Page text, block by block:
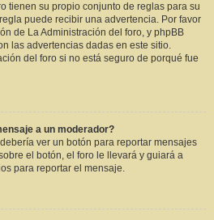
tienen su propio conjunto de reglas para su
puede recibir una advertencia. Por favor
de La Administración del foro, y phpBB
las advertencias dadas en este sitio.
del foro si no está seguro de porqué fue
a un moderador?
ver un botón para reportar mensajes
el botón, el foro le llevará y guiará a
para reportar el mensaje.